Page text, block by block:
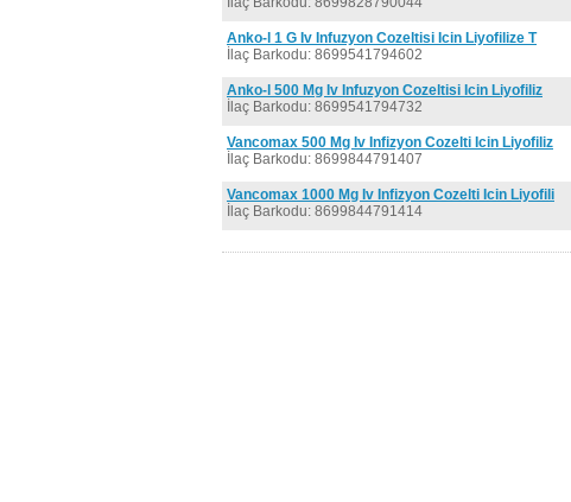
Anko-l 1 G Iv Infuzyon Cozeltisi Icin Liyofilize T
İlaç Barkodu: 8699541794602
Anko-l 500 Mg Iv Infuzyon Cozeltisi Icin Liyofiliz
İlaç Barkodu: 8699541794732
Vancomax 500 Mg Iv Infizyon Cozelti Icin Liyofiliz
İlaç Barkodu: 8699844791407
Vancomax 1000 Mg Iv Infizyon Cozelti Icin Liyofili
İlaç Barkodu: 8699844791414